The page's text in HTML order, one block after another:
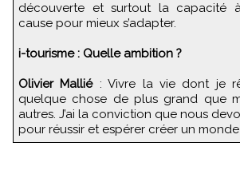
découverte et surtout la capacité
cause pour mieux s’adapter.
i-tourisme : Quelle ambition ?
Olivier Mallié: Vivre la vie dont je
quelque chose de plus grand que
autres. J’ai la conviction que nous
pour réussir et espérer créer un